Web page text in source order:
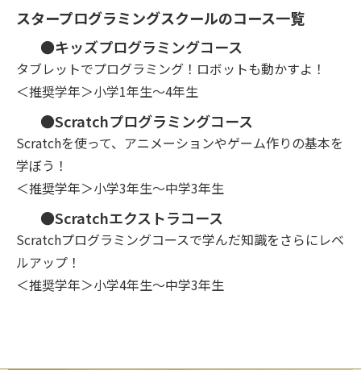
スタープログラミングスクールのコース一覧
●キッズプログラミングコース
タブレットでプログラミング！ロボットも動かすよ！
＜推奨学年＞小学1年生～4年生
●Scratchプログラミングコース
Scratchを使って、アニメーションやゲーム作りの基本を
学ぼう！
＜推奨学年＞小学3年生～中学3年生
●Scratchエクストラコース
Scratchプログラミングコースで学んだ知識をさらにレベ
ルアップ！
＜推奨学年＞小学4年生～中学3年生